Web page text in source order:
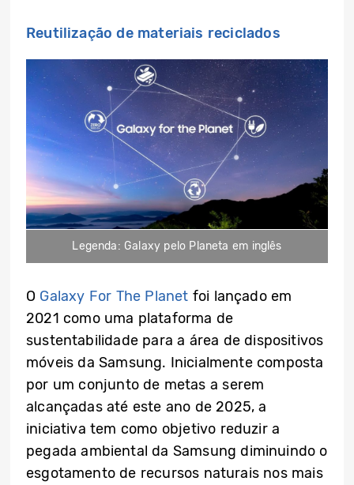
Reutilização de materiais reciclados
Legenda: Galaxy pelo Planeta em inglês
O Galaxy For The Planet foi lançado em
2021 como uma plataforma de
sustentabilidade para a área de dispositivos
móveis da Samsung. Inicialmente composta
por um conjunto de metas a serem
alcançadas até este ano de 2025, a
iniciativa tem como objetivo reduzir a
pegada ambiental da Samsung diminuindo o
esgotamento de recursos naturais nos mais